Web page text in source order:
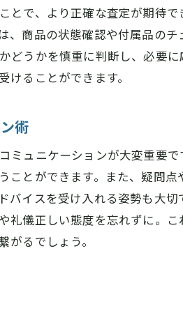
とで、より正確な査定が期待
、商品の状態確認や付属品の
どうかを慎重に判断し、必要
けることができます。
術
ミュニケーションが大変重要
ことができます。また、疑問
バイスを受け入れる姿勢も大
礼儀正しい態度を忘れずに。
がるでしょう。